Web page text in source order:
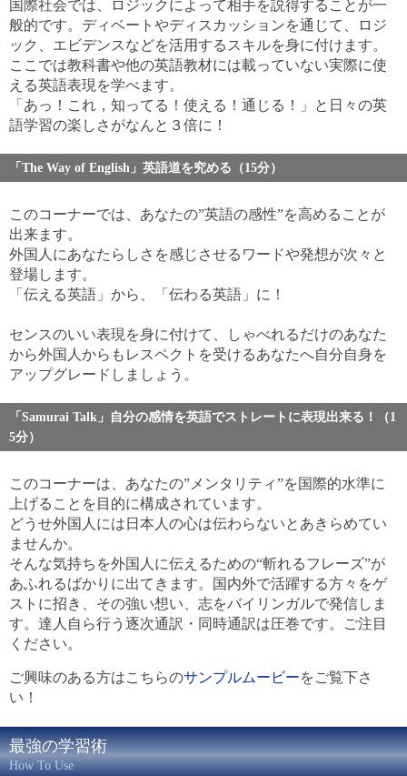
国際社会では、ロジックによって相手を説得することが一
般的です。ディベートやディスカッションを通じて、ロジ
ック、エビデンスなどを活用するスキルを身に付けます。
ここでは教科書や他の英語教材には載っていない実際に使
える英語表現を学べます。
「あっ！これ，知ってる！使える！通じる！」と日々の英
語学習の楽しさがなんと３倍に！
「The Way of English」英語道を究める（15分）
このコーナーでは、あなたの”英語の感性”を高めることが
出来ます。
外国人にあなたらしさを感じさせるワードや発想が次々と
登場します。
「伝える英語」から、「伝わる英語」に！
センスのいい表現を身に付けて、しゃべれるだけのあなた
から外国人からもレスペクトを受けるあなたへ自分自身を
アップグレードしましょう。
「Samurai Talk」自分の感情を英語でストレートに表現出来る！（1
5分）
このコーナーは、あなたの”メンタリティ”を国際的水準に
上げることを目的に構成されています。
どうせ外国人には日本人の心は伝わらないとあきらめてい
ませんか。
そんな気持ちを外国人に伝えるための“斬れるフレーズ”が
あふれるばかりに出てきます。国内外で活躍する方々をゲ
ストに招き、その強い想い、志をバイリンガルで発信しま
す。達人自ら行う逐次通訳・同時通訳は圧巻です。ご注目
ください。
ご興味のある方はこちらのサンプルムービーをご覧下さ
い！
最強の学習術
How To Use